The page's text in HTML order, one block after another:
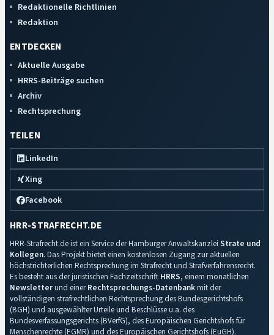
Redaktionelle Richtlinien
Redaktion
ENTDECKEN
Aktuelle Ausgabe
HRRS-Beiträge suchen
Archiv
Rechtsprechung
TEILEN
LinkedIn
Xing
Facebook
HRR-STRAFRECHT.DE
HRR-Strafrecht.de ist ein Service der Hamburger Anwaltskanzlei Strate und
Kollegen. Das Projekt bietet einen kostenlosen Zugang zur aktuellen
höchstrichterlichen Rechtsprechung im Strafrecht und Strafverfahrensrecht.
Es besteht aus der juristischen Fachzeitschrift HRRS, einem monatlichen
Newsletterund einerRechtsprechungs-Datenbankmit der
vollständigen strafrechtlichen Rechtsprechung des Bundesgerichtshofs
(BGH) und ausgewählter Urteile und Beschlüsse u.a. des
Bundesverfassungsgerichts (BVerfG), des Europäischen Gerichtshofs für
Menschenrechte (EGMR) und des Europäischen Gerichtshofs (EuGH).